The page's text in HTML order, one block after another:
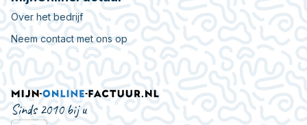
Over het bedrijf
Neem contact met ons op
Sinds 2010 bij u